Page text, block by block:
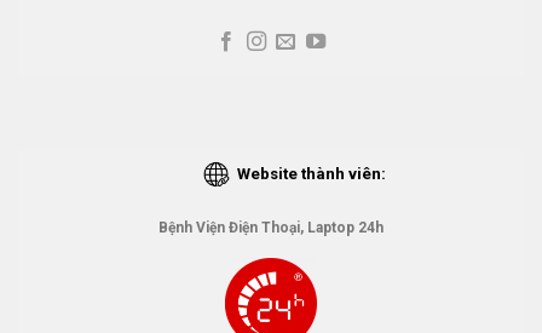
Website thành viên:
Bệnh Viện Điện Thoại, Laptop 24h